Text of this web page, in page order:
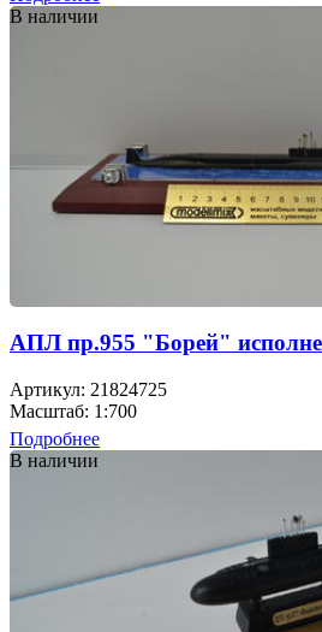
В наличии
АПЛ пр.955 "Борей"
Артикул: 21824725
Масштаб: 1:700
Подробнее
В наличии